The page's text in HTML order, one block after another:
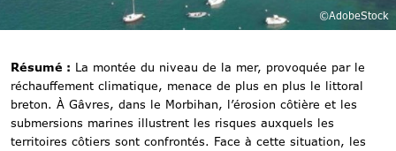
©AdobeStock
Résumé : La montée du niveau de la mer, provoquée par le
réchauffement climatique, menace de plus en plus le littoral
breton. À Gâvres, dans le Morbihan, l’érosion côtière et les
submersions marines illustrent les risques auxquels les
territoires côtiers sont confrontés. Face à cette situation, les